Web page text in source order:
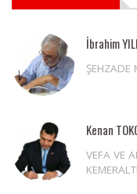
İbrahim
ŞEHZADE
Kenan
VEFA VE